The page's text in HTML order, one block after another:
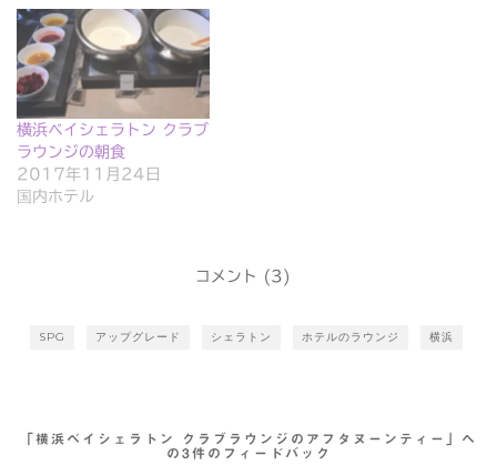
ン
ド
で
開
き
ま
す
)
横浜ベイシェラトン クラブ
ラウンジの朝食
2017年11月24日
国内ホテル
コメント (3)
SPG アップグレード シェラトン ホテルのラウンジ 横浜
「横浜ベイシェラトン クラブラウンジのアフタヌーンティー」へ
の3件のフィードバック